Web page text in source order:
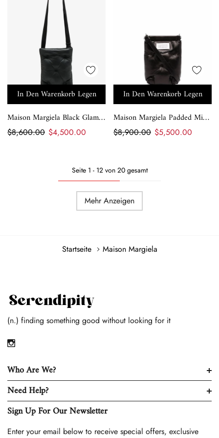
Maison Margiela Black Glam
Slam Phone Pouch
$8,600.00 $4,500.00
In Den Warenkorb Legen
Maison Margiela Padded Mini
Bag
$8,900.00 $5,500.00
In Den Warenkorb Legen
Seite 1 - 12von 20gesamt
Mehr Anzeigen
Startseite Maison Margiela
(n.) finding something good without looking for it
Who Are We?
Need Help?
Sign Up For Our Newsletter
Enter your email below to receive special offers, exclusive